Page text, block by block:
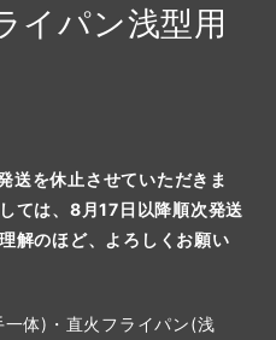
イパン浅型用
を休止させていただきま
ては、8月17日以降順次発送
解のほど、よろしくお願い
体)・直火フライパン(浅